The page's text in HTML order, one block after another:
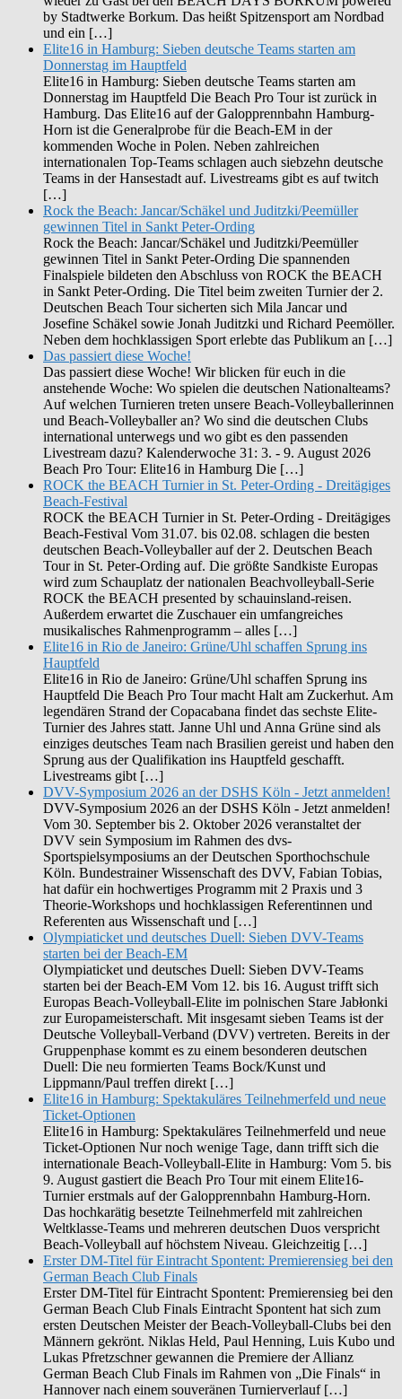
by Stadtwerke Borkum. Das heißt Spitzensport am Nordbad
und ein […]
Elite16 in Hamburg: Sieben deutsche Teams starten am
Donnerstag im Hauptfeld
Elite16 in Hamburg: Sieben deutsche Teams starten am
Donnerstag im Hauptfeld Die Beach Pro Tour ist zurück in
Hamburg. Das Elite16 auf der Galopprennbahn Hamburg-
Horn ist die Generalprobe für die Beach-EM in der
kommenden Woche in Polen. Neben zahlreichen
internationalen Top-Teams schlagen auch siebzehn deutsche
Teams in der Hansestadt auf. Livestreams gibt es auf twitch
[…]
Rock the Beach: Jancar/Schäkel und Juditzki/Peemüller
gewinnen Titel in Sankt Peter-Ording
Rock the Beach: Jancar/Schäkel und Juditzki/Peemüller
gewinnen Titel in Sankt Peter-Ording Die spannenden
Finalspiele bildeten den Abschluss von ROCK the BEACH
in Sankt Peter-Ording. Die Titel beim zweiten Turnier der 2.
Deutschen Beach Tour sicherten sich Mila Jancar und
Josefine Schäkel sowie Jonah Juditzki und Richard Peemöller.
Neben dem hochklassigen Sport erlebte das Publikum an […]
Das passiert diese Woche!
Das passiert diese Woche! Wir blicken für euch in die
anstehende Woche: Wo spielen die deutschen Nationalteams?
Auf welchen Turnieren treten unsere Beach-Volleyballerinnen
und Beach-Volleyballer an? Wo sind die deutschen Clubs
international unterwegs und wo gibt es den passenden
Livestream dazu? Kalenderwoche 31: 3. - 9. August 2026
Beach Pro Tour: Elite16 in Hamburg Die […]
ROCK the BEACH Turnier in St. Peter-Ording - Dreitägiges
Beach-Festival
ROCK the BEACH Turnier in St. Peter-Ording - Dreitägiges
Beach-Festival Vom 31.07. bis 02.08. schlagen die besten
deutschen Beach-Volleyballer auf der 2. Deutschen Beach
Tour in St. Peter-Ording auf. Die größte Sandkiste Europas
wird zum Schauplatz der nationalen Beachvolleyball-Serie
ROCK the BEACH presented by schauinsland-reisen.
Außerdem erwartet die Zuschauer ein umfangreiches
musikalisches Rahmenprogramm – alles […]
Elite16 in Rio de Janeiro: Grüne/Uhl schaffen Sprung ins
Hauptfeld
Elite16 in Rio de Janeiro: Grüne/Uhl schaffen Sprung ins
Hauptfeld Die Beach Pro Tour macht Halt am Zuckerhut. Am
legendären Strand der Copacabana findet das sechste Elite-
Turnier des Jahres statt. Janne Uhl und Anna Grüne sind als
einziges deutsches Team nach Brasilien gereist und haben den
Sprung aus der Qualifikation ins Hauptfeld geschafft.
Livestreams gibt […]
DVV-Symposium 2026 an der DSHS Köln - Jetzt anmelden!
DVV-Symposium 2026 an der DSHS Köln - Jetzt anmelden!
Vom 30. September bis 2. Oktober 2026 veranstaltet der
DVV sein Symposium im Rahmen des dvs-
Sportspielsymposiums an der Deutschen Sporthochschule
Köln. Bundestrainer Wissenschaft des DVV, Fabian Tobias,
hat dafür ein hochwertiges Programm mit 2 Praxis und 3
Theorie-Workshops und hochklassigen Referentinnen und
Referenten aus Wissenschaft und […]
Olympiaticket und deutsches Duell: Sieben DVV-Teams
starten bei der Beach-EM
Olympiaticket und deutsches Duell: Sieben DVV-Teams
starten bei der Beach-EM Vom 12. bis 16. August trifft sich
Europas Beach-Volleyball-Elite im polnischen Stare Jabłonki
zur Europameisterschaft. Mit insgesamt sieben Teams ist der
Deutsche Volleyball-Verband (DVV) vertreten. Bereits in der
Gruppenphase kommt es zu einem besonderen deutschen
Duell: Die neu formierten Teams Bock/Kunst und
Lippmann/Paul treffen direkt […]
Elite16 in Hamburg: Spektakuläres Teilnehmerfeld und neue
Ticket-Optionen
Elite16 in Hamburg: Spektakuläres Teilnehmerfeld und neue
Ticket-Optionen Nur noch wenige Tage, dann trifft sich die
internationale Beach-Volleyball-Elite in Hamburg: Vom 5. bis
9. August gastiert die Beach Pro Tour mit einem Elite16-
Turnier erstmals auf der Galopprennbahn Hamburg-Horn.
Das hochkarätig besetzte Teilnehmerfeld mit zahlreichen
Weltklasse-Teams und mehreren deutschen Duos verspricht
Beach-Volleyball auf höchstem Niveau. Gleichzeitig […]
Erster DM-Titel für Eintracht Spontent: Premierensieg bei den
German Beach Club Finals
Erster DM-Titel für Eintracht Spontent: Premierensieg bei den
German Beach Club Finals Eintracht Spontent hat sich zum
ersten Deutschen Meister der Beach-Volleyball-Clubs bei den
Männern gekrönt. Niklas Held, Paul Henning, Luis Kubo und
Lukas Pfretzschner gewannen die Premiere der Allianz
German Beach Club Finals im Rahmen von „Die Finals“ in
Hannover nach einem souveränen Turnierverlauf […]